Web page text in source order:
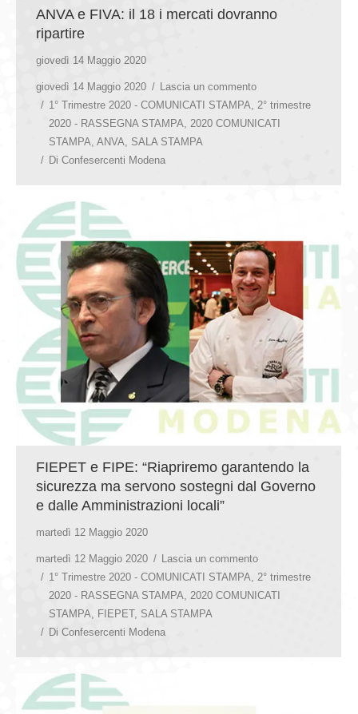
ANVA e FIVA: il 18 i mercati dovranno
ripartire
giovedì 14 Maggio 2020
giovedì 14 Maggio 2020
Lascia un commento
1° Trimestre 2020 - COMUNICATI STAMPA, 2° trimestre
2020 - RASSEGNA STAMPA, 2020 COMUNICATI
STAMPA, ANVA, SALA STAMPA
Di Confesercenti Modena
FIEPET e FIPE: “Riapriremo garantendo la
sicurezza ma servono sostegni dal Governo
e dalle Amministrazioni locali”
martedì 12 Maggio 2020
martedì 12 Maggio 2020
Lascia un commento
1° Trimestre 2020 - COMUNICATI STAMPA
2° trimestre
2020 - RASSEGNA STAMPA
2020 COMUNICATI
STAMPA
FIEPET, SALA STAMPA
Di Confesercenti Modena